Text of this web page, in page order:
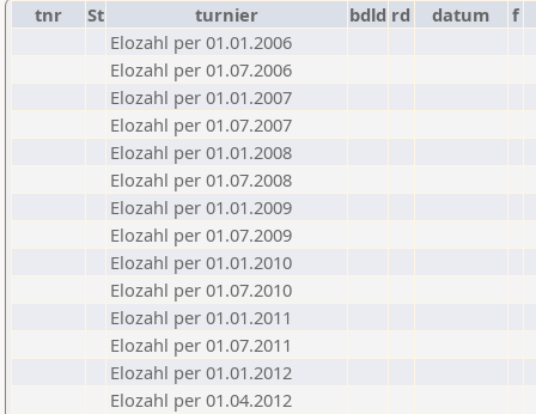
tnr St turnier bdld rd datum
f
Elozahl per 01.01.2006
Elozahl per 01.07.2006
Elozahl per 01.01.2007
Elozahl per 01.07.2007
Elozahl per 01.01.2008
Elozahl per 01.07.2008
Elozahl per 01.01.2009
Elozahl per 01.07.2009
Elozahl per 01.01.2010
Elozahl per 01.07.2010
Elozahl per 01.01.2011
Elozahl per 01.07.2011
Elozahl per 01.01.2012
Elozahl per 01.04.2012